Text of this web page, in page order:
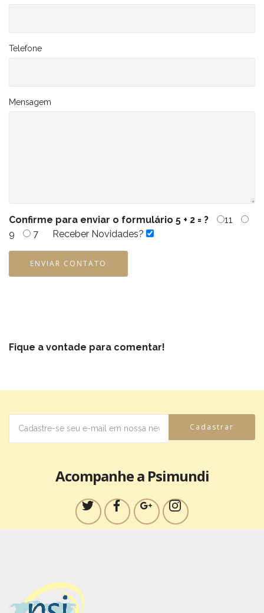
Telefone
Mensagem
Confirme para enviar o formulário 5 + 2 = ?
11
9
7 Receber Novidades?
ENVIAR CONTATO
Fique a vontade para comentar!
Cadastrar
Acompanhe a Psimundi